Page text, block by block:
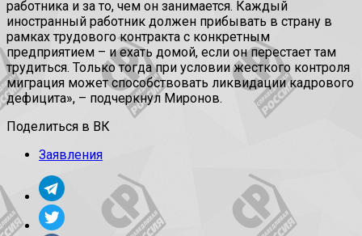
работника и за то, чем он занимается. Каждый
иностранный работник должен прибывать в страну в
рамках трудового контракта с конкретным
предприятием – и ехать домой, если он перестает там
трудиться. Только тогда при условии жесткого контроля
миграция может способствовать ликвидации кадрового
дефицита», – подчеркнул Миронов.
Поделиться в ВК
Заявления